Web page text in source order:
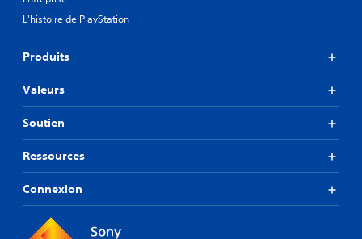
L'histoire de PlayStation
Produits
Valeurs
Soutien
Ressources
Connexion